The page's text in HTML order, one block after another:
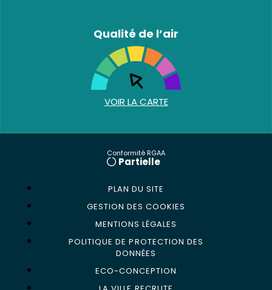
Qualité de l’air
VOIR LA CARTE
Conformité RGAA
Partielle
PLAN DU SITE
GESTION DES COOKIES
MENTIONS LÉGALES
POLITIQUE DE PROTECTION DES
DONNÉES
ECO-CONCEPTION